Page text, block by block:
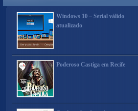
Windows 10 – Serial válido
atualizado
Poderoso Castiga em Recife